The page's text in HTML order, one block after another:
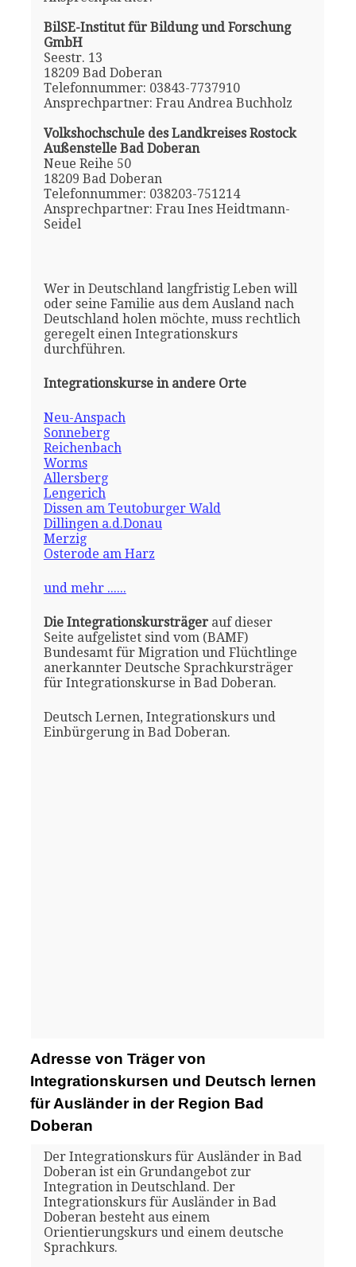
BilSE-Institut für Bildung und Forschung
GmbH
Seestr. 13
18209 Bad Doberan
Telefonnummer: 03843-7737910
Ansprechpartner: Frau Andrea Buchholz
Volkshochschule des Landkreises Rostock
Außenstelle Bad Doberan
Neue Reihe 50
18209 Bad Doberan
Telefonnummer: 038203-751214
Ansprechpartner: Frau Ines Heidtmann-
Seidel
Wer in Deutschland langfristig Leben will
oder seine Familie aus dem Ausland nach
Deutschland holen möchte, muss rechtlich
geregelt einen Integrationskurs
durchführen.
Integrationskurse in andere Orte
Neu-Anspach
Sonneberg
Reichenbach
Worms
Allersberg
Lengerich
Dissen am Teutoburger Wald
Dillingen a.d.Donau
Merzig
Osterode am Harz
und mehr ......
Die Integrationskursträgerauf dieser
Seite aufgelistet sind vom (BAMF)
Bundesamt für Migration und Flüchtlinge
anerkannter Deutsche Sprachkursträger
für Integrationskurse in Bad Doberan.
Deutsch Lernen, Integrationskurs und
Einbürgerung in Bad Doberan.
Adresse von Träger von
Integrationskursen und Deutsch lernen
für Ausländer in der Region Bad
Doberan
Der Integrationskurs für Ausländer in Bad
Doberan ist ein Grundangebot zur
Integration in Deutschland. Der
Integrationskurs für Ausländer in Bad
Doberan besteht aus einem
Orientierungskurs und einem deutsche
Sprachkurs.